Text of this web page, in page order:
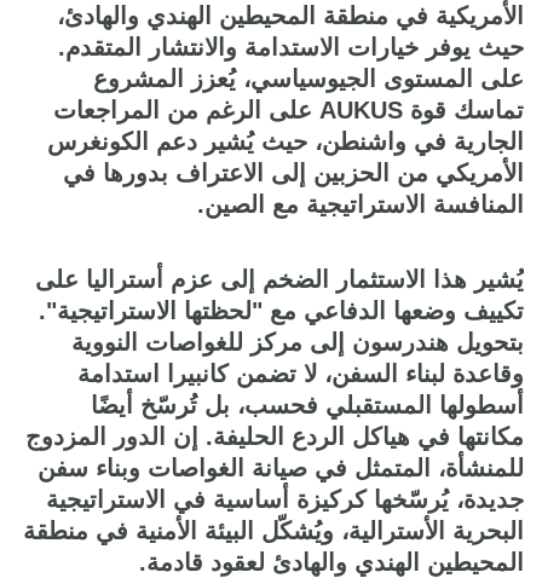
الأمريكية في منطقة المحيطين الهندي والهادئ،
حيث يوفر خيارات الاستدامة والانتشار المتقدم.
على المستوى الجيوسياسي، يُعزز المشروع
تماسك قوة AUKUS على الرغم من المراجعات
الجارية في واشنطن، حيث يُشير دعم الكونغرس
الأمريكي من الحزبين إلى الاعتراف بدورها في
المنافسة الاستراتيجية مع الصين.
يُشير هذا الاستثمار الضخم إلى عزم أستراليا على
تكييف وضعها الدفاعي مع "لحظتها الاستراتيجية".
بتحويل هندرسون إلى مركز للغواصات النووية
وقاعدة لبناء السفن، لا تضمن كانبيرا استدامة
أسطولها المستقبلي فحسب، بل تُرسّخ أيضًا
مكانتها في هياكل الردع الحليفة. إن الدور المزدوج
للمنشأة، المتمثل في صيانة الغواصات وبناء سفن
جديدة، يُرسّخها كركيزة أساسية في الاستراتيجية
البحرية الأسترالية، ويُشكّل البيئة الأمنية في منطقة
المحيطين الهندي والهادئ لعقود قادمة.